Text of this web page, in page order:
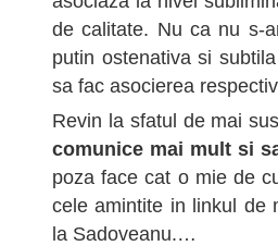
de calitate. Nu ca nu s-
putin ostenativa si
sa fac asocierea
Revin la sfatul de mai
comunice mai mult si
poza face cat o mie de
cele amintite in linkul de
la Sadoveanu.…